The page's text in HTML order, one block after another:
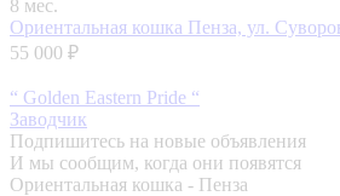
8 мес.
Ориентальная кошка Пенза, ул.
55 000 ₽
“ Golden Eastern Pride “
Заводчик
Подпишитесь на новые объявления
И мы сообщим, когда они появятся
Ориентальная кошка - Пенза